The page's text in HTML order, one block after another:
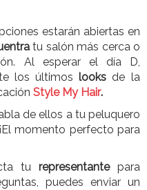
estarán abiertas en
tu salón más cerca o
Al esperar el día D,
los últimos looks de la
Style My Hair.
de ellos a tu peluquero
momento perfecto para
tu representante para
puedes enviar un